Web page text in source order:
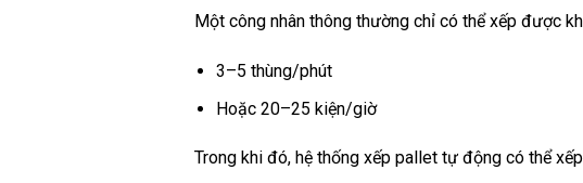
Một công nhân thông thường chỉ có thể xếp được
3–5 thùng/phút
Hoặc 20–25 kiện/giờ
Trong khi đó, hệ thống xếp pallet tự động có thể